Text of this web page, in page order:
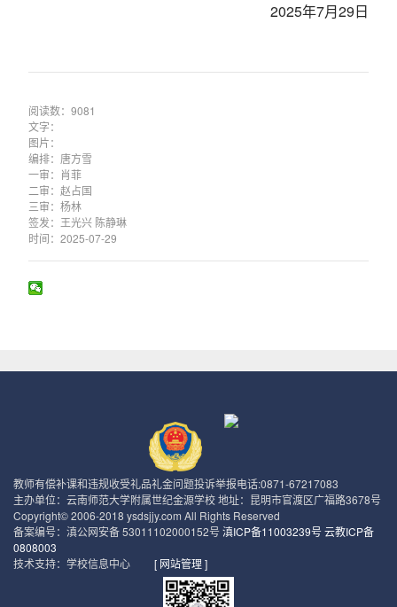
2025年7月29日
阅读数：9081
文字：
图片：
编排：唐方雪
一审：肖菲
二审：赵占国
三审：杨林
签发：王光兴 陈静琳
时间：2025-07-29
教师有偿补课和违规收受礼品礼金问题投诉举报电话:0871-67217083
主办单位：云南师范大学附属世纪金源学校 地址：昆明市官渡区广福路3678号
Copyright© 2006-2018 ysdsjjy.com All Rights Reserved
备案编号：滇公网安备 53011102000152号滇ICP备11003239号 云教ICP备
0808003
技术支持：学校信息中心 [ 网站管理 ]